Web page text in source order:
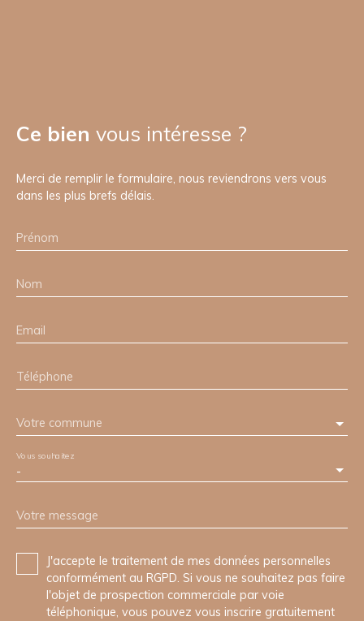
Ce bien vous intéresse ?
Merci de remplir le formulaire, nous reviendrons vers vous
dans les plus brefs délais.
Prénom
Nom
Email
Téléphone
Votre commune
-
Vous souhaitez
Votre message
J'accepte le traitement de mes données personnelles
conformément au RGPD. Si vous ne souhaitez pas faire
l'objet de prospection commerciale par voie
téléphonique, vous pouvez vous inscrire gratuitement